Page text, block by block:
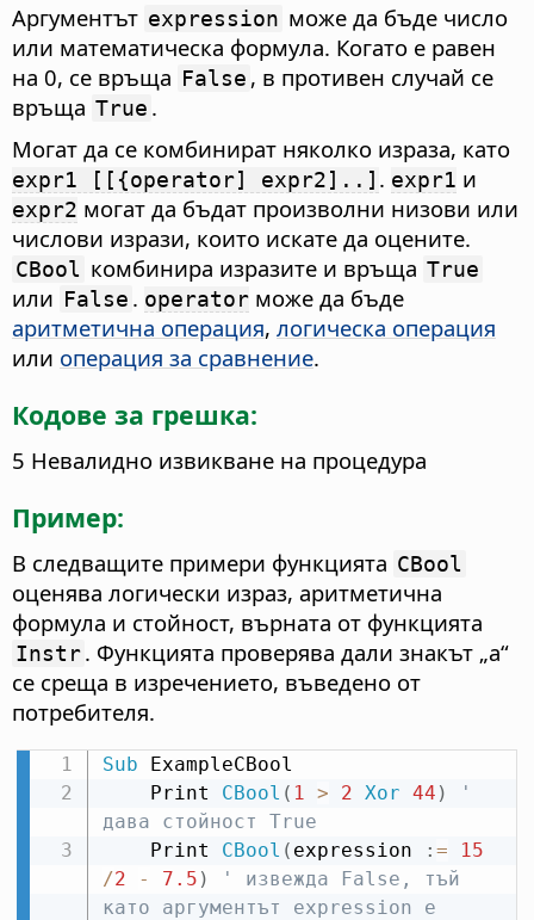
Аргументът expression може да бъде число
или математическа формула. Когато е равен
на 0, се връща False , в противен случай се
връща True .
Могат да се комбинират няколко израза, като
expr1 [[{operator] expr2]..] . expr1 и
expr2 могат да бъдат произволни низови или
числови изрази, които искате да оцените.
CBool комбинира изразите и връща True
или False . operator може да бъде
аритметична операция, логическа операция
или операция за сравнение.
Кодове за грешка:
5 Невалидно извикване на процедура
Пример:
В следващите примери функцията CBool
оценява логически израз, аритметична
формула и стойност, върната от функцията
Instr. Функцията проверява дали знакът „a“
се среща в изречението, въведено от
потребителя.
Sub ExampleCBool
    Print
CBool ( 1 > 2 Xor 44 )
'
дава стойност True
    Print
CBool ( expression : =
15
/2 - 7.5 )
' извежда False, тъй
като аргументът expression е